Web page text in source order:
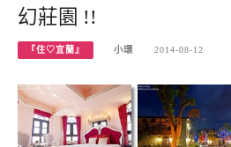
幻莊園 !!
『住♡宜蘭』 小環 2014-08-12